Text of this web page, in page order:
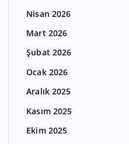
Nisan 2026
Mart 2026
Şubat 2026
Ocak 2026
Aralık 2025
Kasım 2025
Ekim 2025